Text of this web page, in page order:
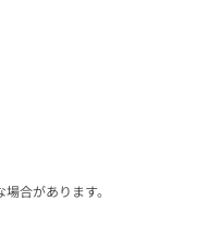
合があります。